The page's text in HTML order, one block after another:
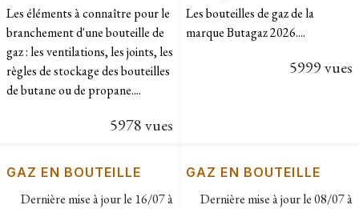
Les éléments à connaître pour le
branchement d'une bouteille de
gaz : les ventilations, les joints, les
règles de stockage des bouteilles
de butane ou de propane....
5978 vues
Les bouteilles de gaz de la
marque Butagaz 2026....
5999 vues
GAZ EN BOUTEILLE
Dernière mise à jour le 16/07 à
GAZ EN BOUTEILLE
Dernière mise à jour le08/07 à